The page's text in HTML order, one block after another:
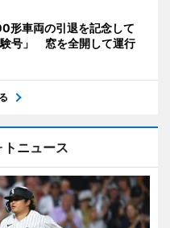
形車両の引退を記念して
験号」 窓を全開して運行
トニュース